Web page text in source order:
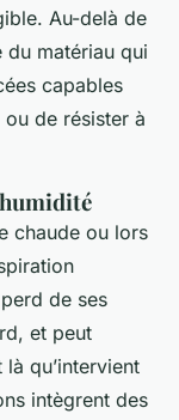
Au-delà de
du matériau qui
capables
de résister à
chaude ou lors
de ses
et peut
qu’intervient
intègrent des